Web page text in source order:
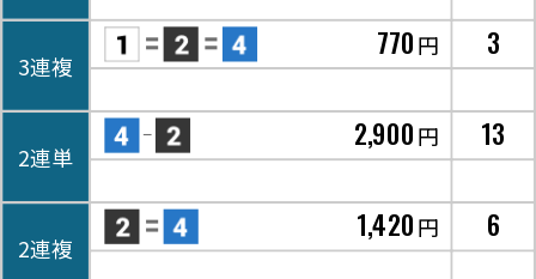
3連複
770円 3
2連単
2,900円 13
2連複
1,420円 6